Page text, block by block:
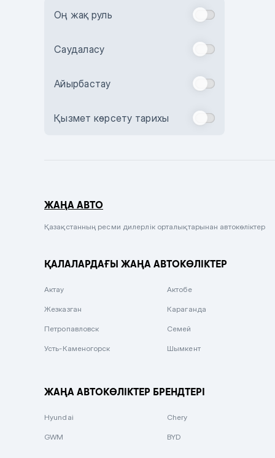
Зеленый
Бежевый
Комбинированный
Сиреневый металлик
Вишневый
Оң жақ руль
Саудаласу
Айырбастау
Қызмет көрсету тарихы
ЖАҢА АВТО
Қазақстанның ресми дилерлік орталықтарынан автокөліктер
ҚАЛАЛАРДАҒЫ ЖАҢА АВТОКӨЛІКТЕР
Актау Актобе
Жезказган Караганда
Петропавловск Семей
Усть-Каменогорск Шымкент
ЖАҢА АВТОКӨЛІКТЕР БРЕНДТЕРІ
Hyundai Chery
GWM BYD